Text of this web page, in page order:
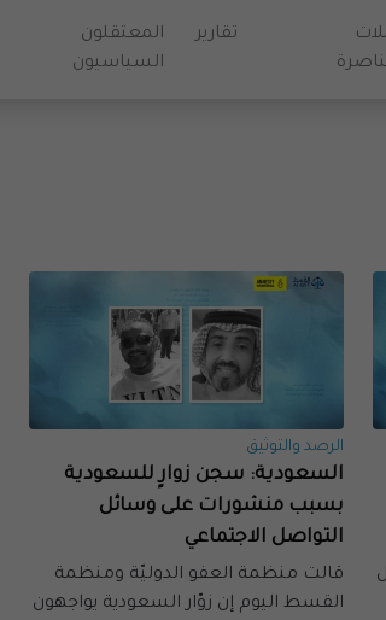
تقارير
المعتقلون
السياسيون
الرصد والتوثيق
السعودية: سجن زوارٍ للسعودية
بسبب منشورات على وسائل
التواصل الاجتماعي
قالت منظمة العفو الدوليّة ومنظمة
القسط اليوم إن زوّار السعودية يواجهون